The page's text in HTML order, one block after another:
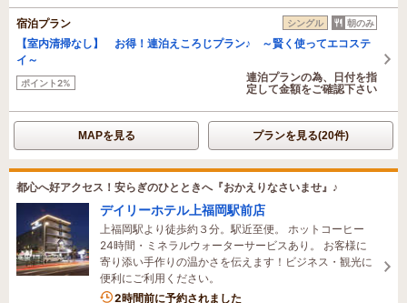
宿泊プラン シングル 朝のみ
【室内清掃なし】 お得！連泊えころじプラン♪ ～賢く使ってエコステ
イ～
ポイント2%
連泊プランの為、日付を指
定して金額をご確認下さい
MAPを見る プランを見る(20件)
都心へ好アクセス！安らぎのひとときへ『おかえりなさいませ』♪
デイリーホテル上福岡駅前店
上福岡駅より徒歩約３分。駅近至便。 ホットコーヒー
24時間・ミネラルウォーターサービスあり。 お客様に
寄り添い手作りの温かさを伝えます！ビジネス・観光に
便利にご利用ください。
2時間前に予約されました